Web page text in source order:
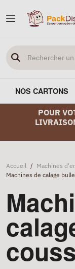
NOS CARTONS
POUR
Accueil / Machines
Machines de calage